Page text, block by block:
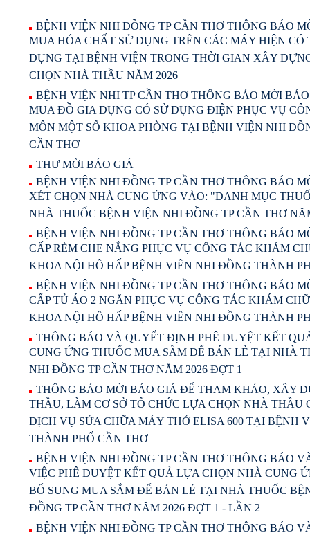
BỆNH VIỆN NHI ĐỒNG TP CẦN THƠ THÔNG BÁO
MUA HÓA CHẤT SỬ DỤNG TRÊN CÁC MÁY HIỆN
DỤNG TẠI BỆNH VIỆN TRONG THỜI GIAN XÂY
CHỌN NHÀ THẦU NĂM 2026
BỆNH VIỆN NHI TP CẦN THƠ THÔNG BÁO MỜI
MUA ĐỒ GIA DỤNG CÓ SỬ DỤNG ĐIỆN PHỤC VỤ
MÔN MỘT SỐ KHOA PHÒNG TẠI BỆNH VIỆN NHI
CẦN THƠ
THƯ MỜI BÁO GIÁ
BỆNH VIỆN NHI ĐỒNG TP CẦN THƠ THÔNG BÁO
XÉT CHỌN NHÀ CUNG ỨNG VÀO: "DANH MỤC
NHÀ THUỐC BỆNH VIỆN NHI ĐỒNG TP CẦN THƠ
BỆNH VIỆN NHI ĐỒNG TP CẦN THƠ THÔNG BÁO
CẤP RÈM CHE NẮNG PHỤC VỤ CÔNG TÁC KHÁM
KHOA NỘI HÔ HẤP BỆNH VIÊN NHI ĐỒNG THÀNH
BỆNH VIỆN NHI ĐỒNG TP CẦN THƠ THÔNG BÁO
CẤP TỦ ÁO 2 NGĂN PHỤC VỤ CÔNG TÁC KHÁM
KHOA NỘI HÔ HẤP BỆNH VIÊN NHI ĐỒNG THÀNH
THÔNG BÁO VÀ QUYẾT ĐỊNH PHÊ DUYỆT KẾT
CUNG ỨNG THUỐC MUA SẮM ĐỂ BÁN LẺ TẠI NHÀ
NHI ĐỒNG TP CẦN THƠ NĂM 2026 ĐỢT 1
THÔNG BÁO MỜI BÁO GIÁ ĐỂ THAM KHẢO, XÂY
THẦU, LÀM CƠ SỞ TỔ CHỨC LỰA CHỌN NHÀ THẦU
DỊCH VỤ SỬA CHỮA MÁY THỞ ELISA 600 TẠI BỆNH
THÀNH PHỐ CẦN THƠ
BỆNH VIỆN NHI ĐỒNG TP CẦN THƠ THÔNG BÁO
VIỆC PHÊ DUYỆT KẾT QUẢ LỰA CHỌN NHÀ CUNG
BỔ SUNG MUA SẮM ĐỂ BÁN LẺ TẠI NHÀ THUỐC
ĐỒNG TP CẦN THƠ NĂM 2026 ĐỢT 1 - LẦN 2
BỆNH VIỆN NHI ĐỒNG TP CẦN THƠ THÔNG BÁO